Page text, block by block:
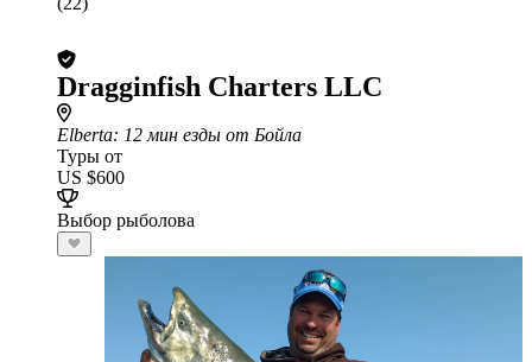
Dragginfish Charters LLC
Elberta: 12 мин езды от Бойла
Туры от
US $600
Выбор рыболова